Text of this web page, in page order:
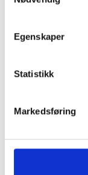
Egenskaper
Statistikk
Markedsføring
9490
sand, 25 kg